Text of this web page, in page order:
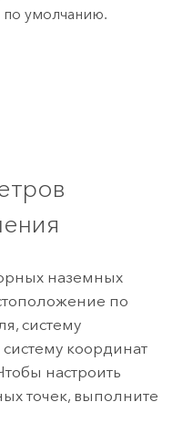
по умолчанию.
наземных
по
систему
координат
настроить
точек, выполните